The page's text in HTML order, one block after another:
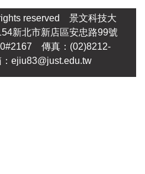
reserved 景文科技大
新北市新店區安忠路99號
傳真：(02)8212-
ejiu83@just.edu.tw